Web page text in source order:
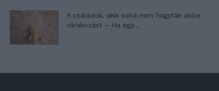
A családok, akik soha nem hagyták abba
várakozást – Ha egy...